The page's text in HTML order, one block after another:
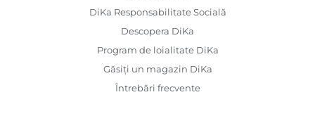
DiKa Responsabilitate Socială
Descopera DiKa
Program de loialitate DiKa
Găsiți un magazin DiKa
Întrebări frecvente